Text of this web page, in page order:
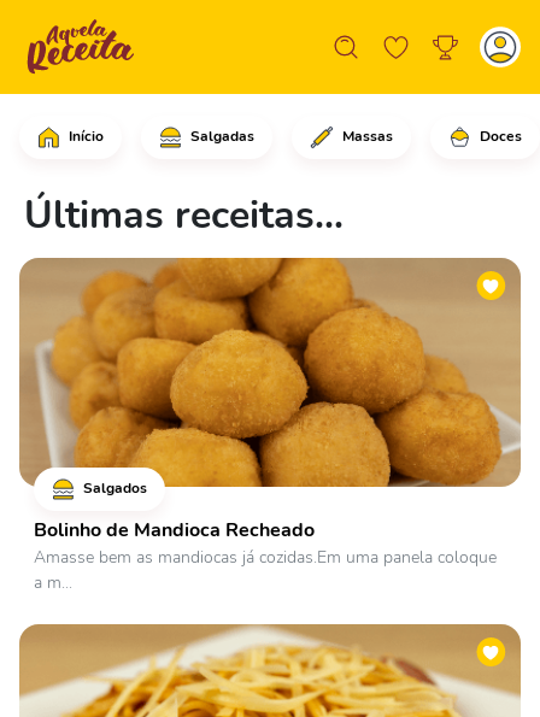
Início Salgadas Massas Doces
Últimas receitas...
Salgados
Bolinho de Mandioca Recheado
Amasse bem as mandiocas já cozidas.Em uma panela coloque
a m...